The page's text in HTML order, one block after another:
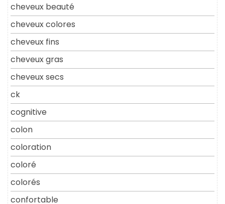
cheveux beauté
cheveux colores
cheveux fins
cheveux gras
cheveux secs
ck
cognitive
colon
coloration
coloré
colorés
confortable